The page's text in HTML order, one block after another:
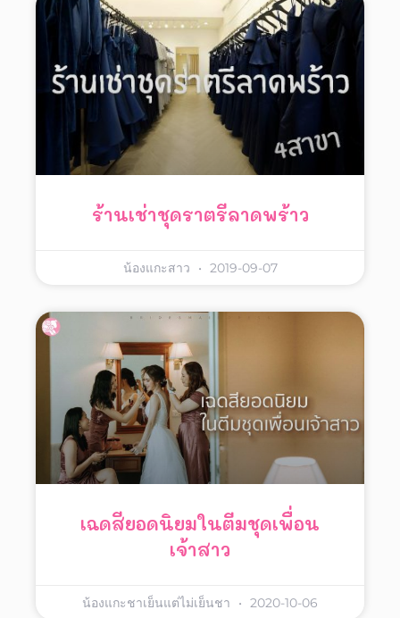
ร้านเช่าชุดราตรีลาดพร้าว
น้องแกะสาว 2019-09-07
เฉดสียอดนิยมในตีมชุดเพื่อน
เจ้าสาว
น้องแกะชาเย็นแต่ไม่เย็นชา 2020-10-06